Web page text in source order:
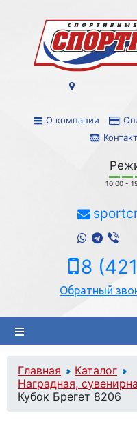
О компании
10:00 -
8
Обратный
Главная
Каталог
Наградная,
Кубок Брегет 8206